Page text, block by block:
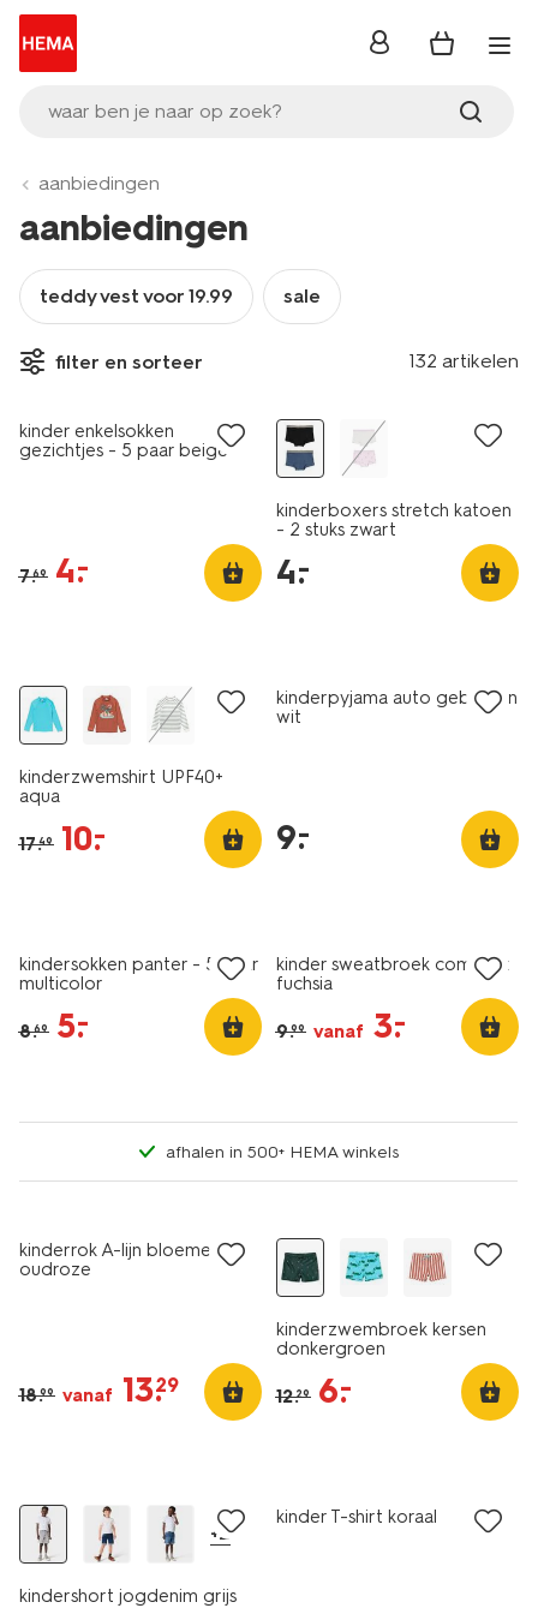
waar ben je naar op zoek?
inloggen
aanbiedingen
aanbiedingen
teddy vest voor 19.99 sale
filter en sorteer 132 artikelen
sale
kinder enkelsokken
gezichtjes - 5 paar beige
7.69 4.
–
kinderboxers stretch katoen
- 2 stuks zwart
4.
–
kinderzwemshirt UPF40+
aqua
17.49 10.
–
kinderpyjama auto gebroken
wit
9.
–
kindersokken panter - 5 paar
multicolor
8.69 5.
–
kinder sweatbroek comfy fit
fuchsia
9.99 vanaf 3.
–
afhalen in 500+ HEMA winkels
kinderrok A-lijn bloemen
oudroze
18.99 vanaf 13.
29
kinderzwembroek kersen
donkergroen
12.29 6.
–
+2
kindershort jogdenim grijs
kinder T-shirt koraal